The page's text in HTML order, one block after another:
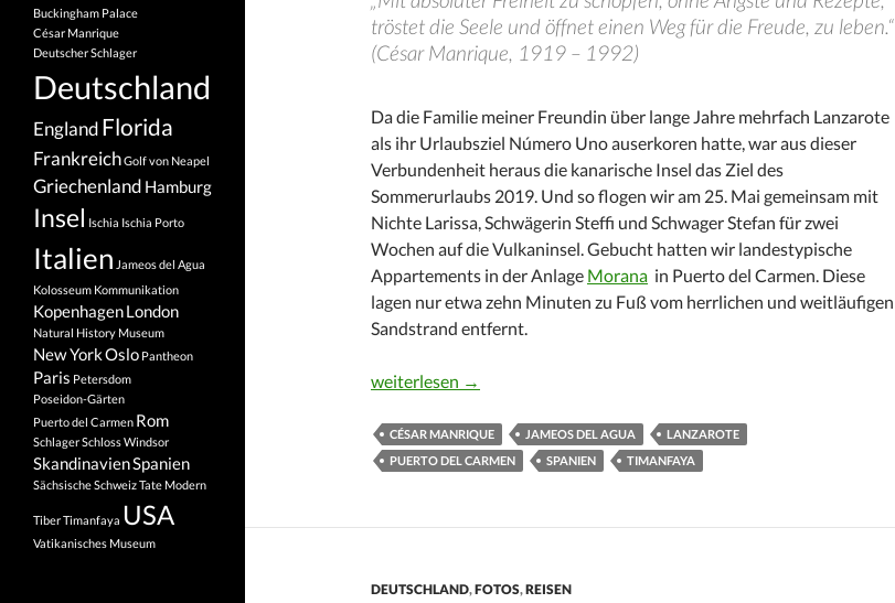
tröstet die Seele und öffnet einen Weg für die Freude, zu leben.“
(César Manrique, 1919 – 1992)
Da die Familie meiner Freundin über lange Jahre mehrfach Lanzarote
als ihr Urlaubsziel Número Uno auserkoren hatte, war aus dieser
Verbundenheit heraus die kanarische Insel das Ziel des
Sommerurlaubs 2019. Und so flogen wir am 25. Mai gemeinsam mit
Nichte Larissa, Schwägerin Steffi und Schwager Stefan für zwei
Wochen auf die Vulkaninsel. Gebucht hatten wir landestypische
Appartements in der Anlage Morana in Puerto del Carmen. Diese
lagen nur etwa zehn Minuten zu Fuß vom herrlichen und weitläufigen
Sandstrand entfernt.
Lanzarote – einzigartige Vulkaninsel mit besonderem Flair!
weiterlesen →
CÉSAR MANRIQUE JAMEOS DEL AGUA
LANZAROTE
PUERTO DEL CARMEN
SPANIEN TIMANFAYA
DEUTSCHLAND,FOTOS,REISEN
Buckingham Palace
César Manrique
Deutscher Schlager
Deutschland
EnglandFlorida
FrankreichGolf von Neapel
Griechenland Hamburg
Insel Ischia Ischia Porto
Italien Jameos del Agua
Kolosseum Kommunikation
KopenhagenLondon
Natural History Museum
New YorkOslo Pantheon
Paris Petersdom
Poseidon-Gärten
Puerto del Carmen Rom
SchlagerSchloss Windsor
SkandinavienSpanien
Sächsische SchweizTate Modern
TiberTimanfaya USA
Vatikanisches Museum